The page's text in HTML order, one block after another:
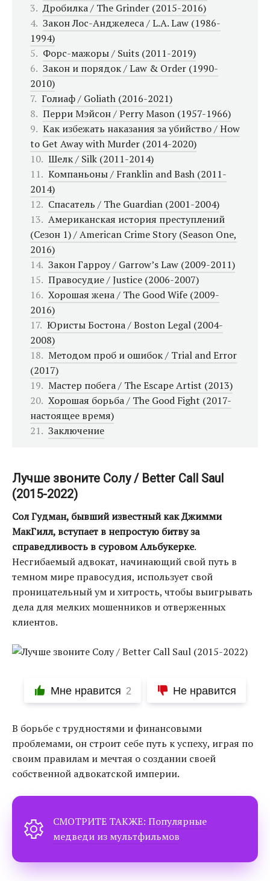
Дробилка / The Grinder (2015-2016)
Закон Лос-Анджелеса / L.A. Law (1986-
1994)
Форс-мажоры / Suits (2011-2019)
Закон и порядок / Law & Order (1990-
2010)
Голиаф / Goliath (2016-2021)
Перри Мэйсон / Perry Mason (1957-1966)
Как избежать наказания за убийство / How
to Get Away with Murder (2014-2020)
Шелк / Silk (2011-2014)
Компаньоны / Franklin and Bash (2011-
2014)
Спасатель / The Guardian (2001-2004)
Американская история преступлений
(Сезон 1) / American Crime Story (Season One,
2016)
Закон Гарроу / Garrow’s Law (2009-2011)
Правосудие / Justice (2006-2007)
Хорошая жена / The Good Wife (2009-
2016)
Юристы Бостона / Boston Legal (2004-
2008)
Методом проб и ошибок / Trial and Error
(2017)
Мастер побега / The Escape Artist (2013)
Хорошая борьба / The Good Fight (2017-
настоящее время)
Заключение
Лучше звоните Солу / Better Call Saul
(2015-2022)
Сол Гудман, бывший известный как Джимми
МакГилл, вступает в непростую битву за
справедливость в суровом Альбукерке.
Несгибаемый адвокат, начинающий свой путь в
темном мире правосудия, использует свой
проницательный ум и хитрость, чтобы выигрывать
дела для мелких мошенников и отверженных
клиентов.
Мне нравится 2 Не нравится
В борьбе с трудностями и финансовыми
проблемами, он строит себе путь к успеху, играя по
своим правилам и мечтая о создании своей
собственной адвокатской империи.
СМОТРИТЕ ТАКЖЕ: Популярные
медведи из мультфильмов